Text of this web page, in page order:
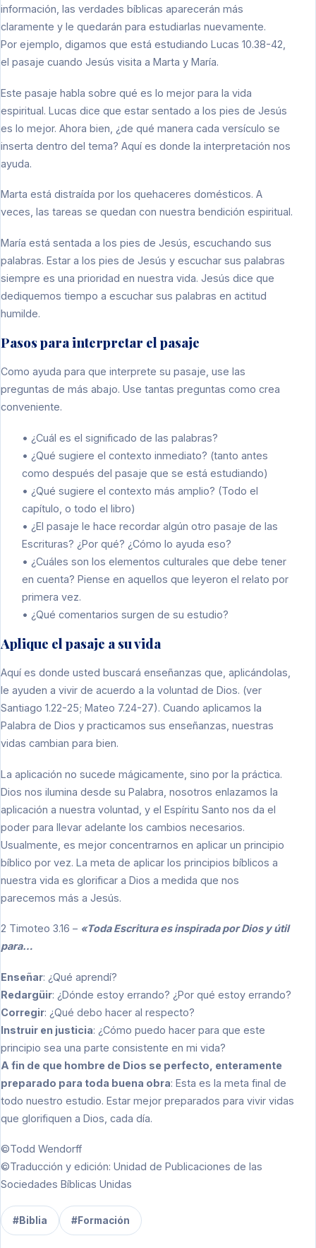
información, las verdades bíblicas aparecerán más
claramente y le quedarán para estudiarlas nuevamente.
Por ejemplo, digamos que está estudiando Lucas 10.38-42,
el pasaje cuando Jesús visita a Marta y María.
Este pasaje habla sobre qué es lo mejor para la vida
espiritual. Lucas dice que estar sentado a los pies de Jesús
es lo mejor. Ahora bien, ¿de qué manera cada versículo se
inserta dentro del tema? Aquí es donde la interpretación nos
ayuda.
Marta está distraída por los quehaceres domésticos. A
veces, las tareas se quedan con nuestra bendición espiritual.
María está sentada a los pies de Jesús, escuchando sus
palabras. Estar a los pies de Jesús y escuchar sus palabras
siempre es una prioridad en nuestra vida. Jesús dice que
dediquemos tiempo a escuchar sus palabras en actitud
humilde.
Pasos para interpretar el pasaje
Como ayuda para que interprete su pasaje, use las
preguntas de más abajo. Use tantas preguntas como crea
conveniente.
• ¿Cuál es el significado de las palabras?
• ¿Qué sugiere el contexto inmediato? (tanto antes
como después del pasaje que se está estudiando)
• ¿Qué sugiere el contexto más amplio? (Todo el
capítulo, o todo el libro)
• ¿El pasaje le hace recordar algún otro pasaje de las
Escrituras? ¿Por qué? ¿Cómo lo ayuda eso?
• ¿Cuáles son los elementos culturales que debe tener
en cuenta? Piense en aquellos que leyeron el relato por
primera vez.
• ¿Qué comentarios surgen de su estudio?
Aplique el pasaje a su vida
Aquí es donde usted buscará enseñanzas que, aplicándolas,
le ayuden a vivir de acuerdo a la voluntad de Dios. (ver
Santiago 1.22-25; Mateo 7.24-27). Cuando aplicamos la
Palabra de Dios y practicamos sus enseñanzas, nuestras
vidas cambian para bien.
La aplicación no sucede mágicamente, sino por la práctica.
Dios nos ilumina desde su Palabra, nosotros enlazamos la
aplicación a nuestra voluntad, y el Espíritu Santo nos da el
poder para llevar adelante los cambios necesarios.
Usualmente, es mejor concentrarnos en aplicar un principio
bíblico por vez. La meta de aplicar los principios bíblicos a
nuestra vida es glorificar a Dios a medida que nos
parecemos más a Jesús.
2 Timoteo 3.16 – «Toda Escritura es inspirada por Dios y útil
para…
Enseñar: ¿Qué aprendí?
Redargüir: ¿Dónde estoy errando? ¿Por qué estoy errando?
Corregir: ¿Qué debo hacer al respecto?
Instruir en justicia: ¿Cómo puedo hacer para que este
principio sea una parte consistente en mi vida?
A fin de que hombre de Dios se perfecto, enteramente
preparado para toda buena obra: Esta es la meta final de
todo nuestro estudio. Estar mejor preparados para vivir vidas
que glorifiquen a Dios, cada día.
©Todd Wendorff
©Traducción y edición: Unidad de Publicaciones de las
Sociedades Bíblicas Unidas
#Biblia #Formación